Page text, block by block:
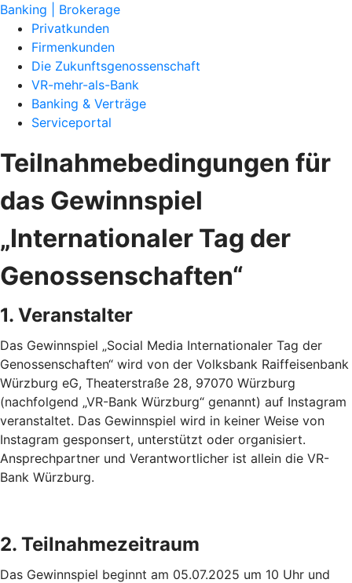
Banking | Brokerage
Privatkunden
Firmenkunden
Die Zukunftsgenossenschaft
VR-mehr-als-Bank
Banking & Verträge
Serviceportal
Teilnahmebedingungen für
das Gewinnspiel
„Internationaler Tag der
Genossenschaften“
1. Veranstalter
Das Gewinnspiel „Social Media Internationaler Tag der
Genossenschaften“ wird von der Volksbank Raiffeisenbank
Würzburg eG, Theaterstraße 28, 97070 Würzburg
(nachfolgend „VR-Bank Würzburg“ genannt) auf Instagram
veranstaltet. Das Gewinnspiel wird in keiner Weise von
Instagram gesponsert, unterstützt oder organisiert.
Ansprechpartner und Verantwortlicher ist allein die VR-
Bank Würzburg.
2. Teilnahmezeitraum
Das Gewinnspiel beginnt am 05.07.2025 um 10 Uhr und